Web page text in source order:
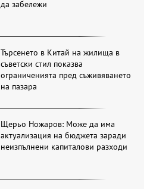
да забележи
Търсенето в Китай на жилища в
съветски стил показва
ограниченията пред съживяването
на пазара
Щерьо Ножаров: Може да има
актуализация на бюджета заради
неизпълнени капиталови разходи